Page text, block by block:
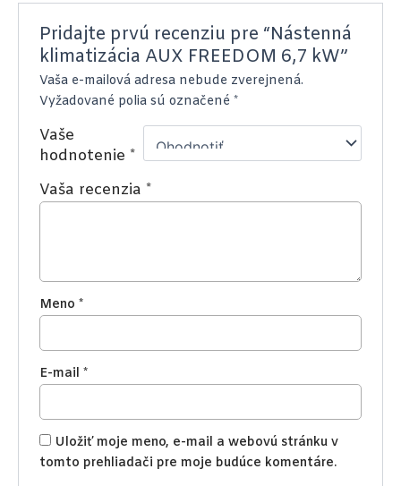
Pridajte prvú recenziu pre “Nástenná
klimatizácia AUX FREEDOM 6,7 kW”
Vaša e-mailová adresa nebude zverejnená.
Vyžadované polia sú označené*
Vaše
hodnotenie *
Vaša recenzia *
Meno*
E-mail*
Uložiť moje meno, e-mail a webovú stránku v
tomto prehliadači pre moje budúce komentáre.